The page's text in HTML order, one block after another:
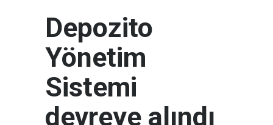
Depozito
Yönetim
Sistemi
devreye alındı